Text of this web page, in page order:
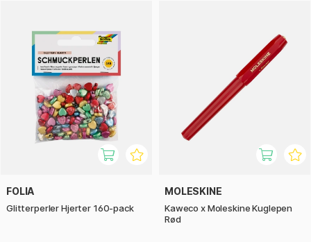
FOLIA
Glitterperler Hjerter 160-pack
MOLESKINE
Kaweco x Moleskine Kuglepen
Rød